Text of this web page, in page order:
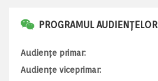
PROGRAMUL AUDIENȚELOR
Audiențe primar:
Audiențe viceprimar: